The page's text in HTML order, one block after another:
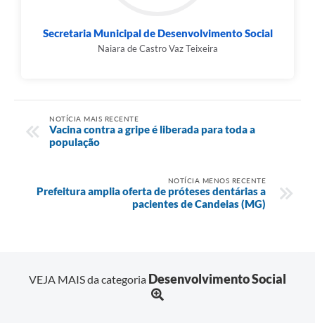
Secretaria Municipal de Desenvolvimento Social
Naiara de Castro Vaz Teixeira
NOTÍCIA MAIS RECENTE
Vacina contra a gripe é liberada para toda a
população
NOTÍCIA MENOS RECENTE
Prefeitura amplia oferta de próteses dentárias a
pacientes de Candeias (MG)
VEJA MAIS da categoria Desenvolvimento Social